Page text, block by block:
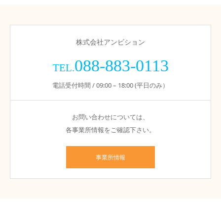
株式会社アンビション
TEL.088-883-0113
電話受付時間 / 09:00 – 18:00 (平日のみ）
お問い合わせについては、
各事業所情報をご確認下さい。
事業所情報